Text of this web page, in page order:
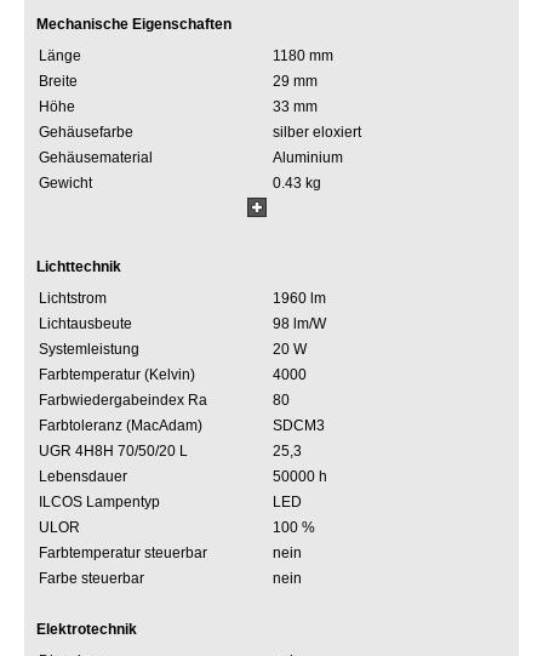
Mechanische Eigenschaften
Länge
1180 mm
Breite
29 mm
Höhe
33 mm
Gehäusefarbe
silber eloxiert
Gehäusematerial
Aluminium
Gewicht
0.43 kg
Lichttechnik
Lichtstrom
1960 lm
Lichtausbeute
98 lm/W
Systemleistung
20 W
Farbtemperatur (Kelvin)
4000
Farbwiedergabeindex Ra
80
Farbtoleranz (MacAdam)
SDCM3
UGR 4H8H 70/50/20 L
25,3
Lebensdauer
50000 h
ILCOS Lampentyp
LED
ULOR
100 %
Farbtemperatur steuerbar
nein
Farbe steuerbar
nein
Elektrotechnik